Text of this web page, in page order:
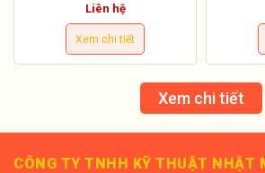
Liên hệ
Xem chi tiết
Xem chi tiết
CÔNG TY TNHH KỸ THUẬT NHẬT